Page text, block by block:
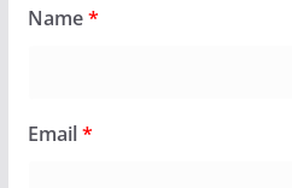
Name*
Email*